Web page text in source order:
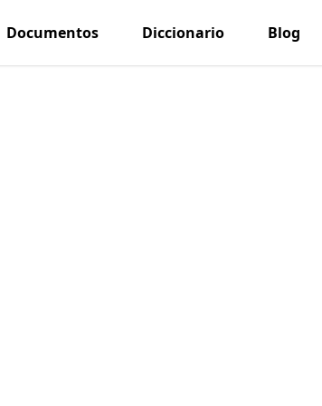
Documentos Diccionario Blog